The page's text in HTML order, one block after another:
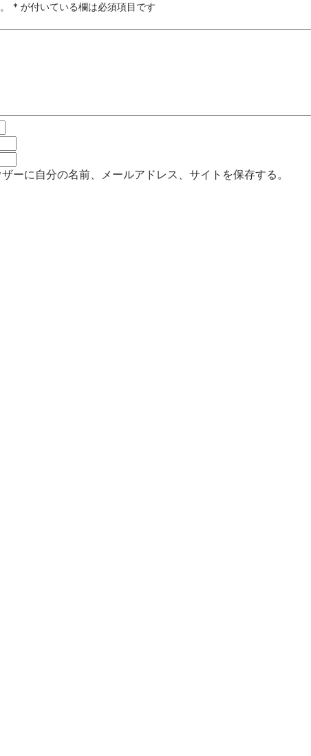
* が付いている欄は必須項目です
ーに自分の名前、メールアドレス、サイトを保存する。